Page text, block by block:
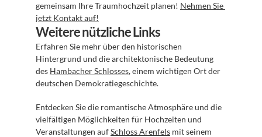
gemeinsam Ihre Traumhochzeit planen! Nehmen Sie
jetzt Kontakt auf!
Weitere nützliche Links
Erfahren Sie mehr über den historischen
Hintergrund und die architektonische Bedeutung
des Hambacher Schlosses, einem wichtigen Ort der
deutschen Demokratiegeschichte.
Entdecken Sie die romantische Atmosphäre und die
vielfältigen Möglichkeiten für Hochzeiten und
Veranstaltungen auf Schloss Arenfels mit seinem